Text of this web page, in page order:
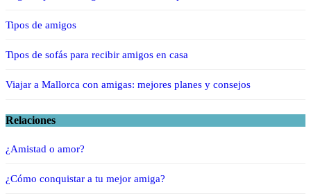
Tipos de amigos
Tipos de sofás para recibir amigos en casa
Viajar a Mallorca con amigas: mejores planes y consejos
Relaciones
¿Amistad o amor?
¿Cómo conquistar a tu mejor amiga?